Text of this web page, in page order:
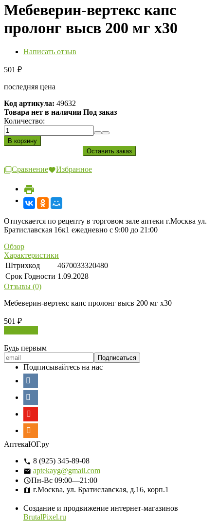
Мебеверин-вертекс капс
пролонг высв 200 мг х30
Написать отзыв
501 ₽
последняя цена
Код артикула: 49632
Товара нет в наличии Под заказ
Количество:
Сравнение Избранное
Отпускается по рецепту в торговом зале аптеки г.Москва ул.
Братиславская 16к1 ежедневно с 9:00 до 21:00
Обзор
Характеристики
Штрихкод
4670033320480
Срок Годности 1.09.2028
Отзывы (0)
Мебеверин-вертекс капс пролонг высв 200 мг х30
501 ₽
Будь первым
Подписывайтесь на нас
АптекаЮГ.ру
8 (925) 345-89-08
aptekayg@gmail.com
Пн-Вс 09:00—21:00
г.Москва, ул. Братиславская, д.16, корп.1
Создание и продвижение интернет-магазинов
BrutalPixel.ru